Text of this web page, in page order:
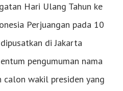
Hari Ulang Tahun ke
Perjuangan pada 10
di Jakarta
pengumuman nama
calon wakil presiden yang